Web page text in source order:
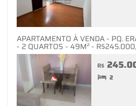
APARTAMENTO À VENDA - PQ.
- 2 QUARTOS - 49M² -
R$
2